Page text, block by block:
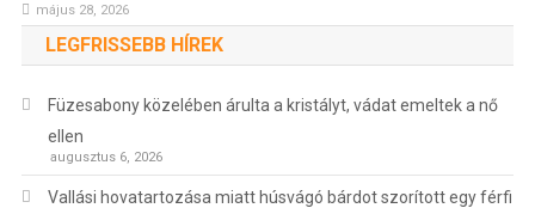
május 28, 2026
LEGFRISSEBB HÍREK
Füzesabony közelében árulta a kristályt, vádat emeltek a nő
ellen
augusztus 6, 2026
Vallási hovatartozása miatt húsvágó bárdot szorított egy férfi